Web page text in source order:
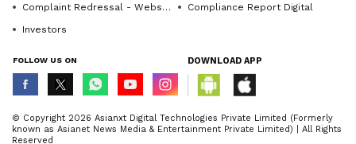
Complaint Redressal - Website
Compliance Report Digital
Investors
FOLLOW US ON DOWNLOAD APP
© Copyright 2026 Asianxt Digital Technologies Private Limited (Formerly
known as Asianet News Media & Entertainment Private Limited) | All Rights
Reserved